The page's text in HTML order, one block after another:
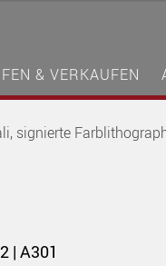
& VERKAUFEN
signierte
| A301